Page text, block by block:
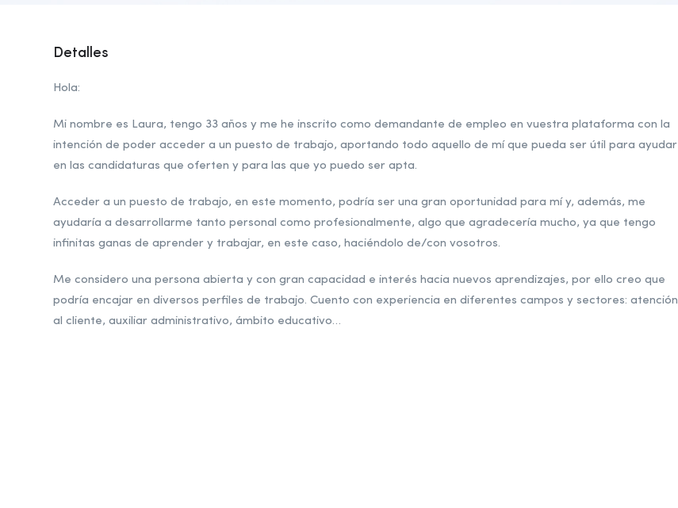
Detalles
Hola:
Mi nombre es Laura, tengo 33 años y me he inscrito como demandante de empleo en vuestra plataforma con la
intención de poder acceder a un puesto de trabajo, aportando todo aquello de mí que pueda ser útil para ayudar
en las candidaturas que oferten y para las que yo puedo ser apta.
Acceder a un puesto de trabajo, en este momento, podría ser una gran oportunidad para mí y, además, me
ayudaría a desarrollarme tanto personal como profesionalmente, algo que agradecería mucho, ya que tengo
infinitas ganas de aprender y trabajar, en este caso, haciéndolo de/con vosotros.
Me considero una persona abierta y con gran capacidad e interés hacia nuevos aprendizajes, por ello creo que
podría encajar en diversos perfiles de trabajo. Cuento con experiencia en diferentes campos y sectores: atención
al cliente, auxiliar administrativo, ámbito educativo…